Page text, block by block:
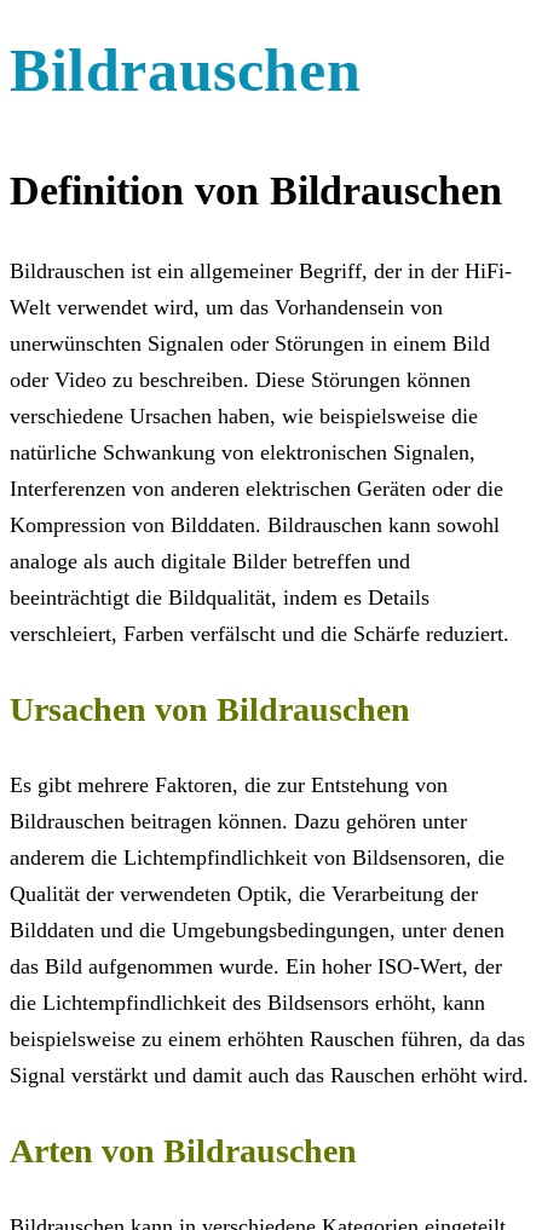
Bildrauschen
Definition von Bildrauschen
Bildrauschen ist ein allgemeiner Begriff, der in der HiFi-
Welt verwendet wird, um das Vorhandensein von
unerwünschten Signalen oder Störungen in einem Bild
oder Video zu beschreiben. Diese Störungen können
verschiedene Ursachen haben, wie beispielsweise die
natürliche Schwankung von elektronischen Signalen,
Interferenzen von anderen elektrischen Geräten oder die
Kompression von Bilddaten. Bildrauschen kann sowohl
analoge als auch digitale Bilder betreffen und
beeinträchtigt die Bildqualität, indem es Details
verschleiert, Farben verfälscht und die Schärfe reduziert.
Ursachen von Bildrauschen
Es gibt mehrere Faktoren, die zur Entstehung von
Bildrauschen beitragen können. Dazu gehören unter
anderem die Lichtempfindlichkeit von Bildsensoren, die
Qualität der verwendeten Optik, die Verarbeitung der
Bilddaten und die Umgebungsbedingungen, unter denen
das Bild aufgenommen wurde. Ein hoher ISO-Wert, der
die Lichtempfindlichkeit des Bildsensors erhöht, kann
beispielsweise zu einem erhöhten Rauschen führen, da das
Signal verstärkt und damit auch das Rauschen erhöht wird.
Arten von Bildrauschen